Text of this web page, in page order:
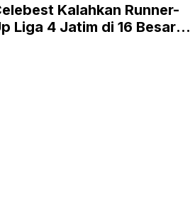
Kalahkan Runner-
Liga 4 Jatim di 16 Besar